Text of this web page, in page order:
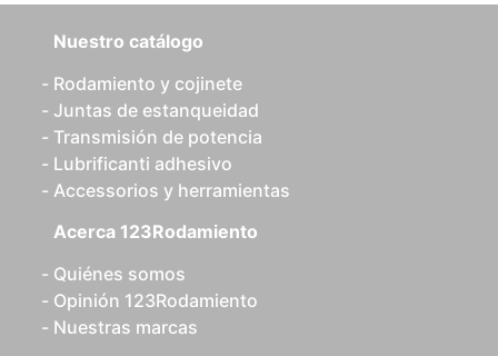
Nuestro catálogo
Rodamiento y cojinete
Juntas de estanqueidad
Transmisión de potencia
Lubrificanti adhesivo
Accessorios y herramientas
Acerca 123Rodamiento
Quiénes somos
Opinión 123Rodamiento
Nuestras marcas